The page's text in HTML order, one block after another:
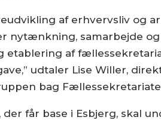
af erhvervsliv og
nytænkning, samarbejde
etablering af
udtaler Lise Willer,
bag
får base i Esbjerg, skal